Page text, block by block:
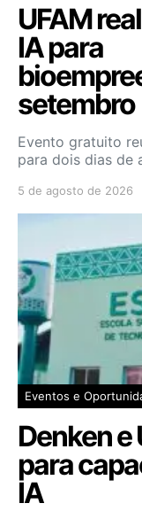
UFAM
IA para
setembro
Evento gratuito
para dois dias de
5 de agosto de 2026
Eventos e
Denken e
para
IA